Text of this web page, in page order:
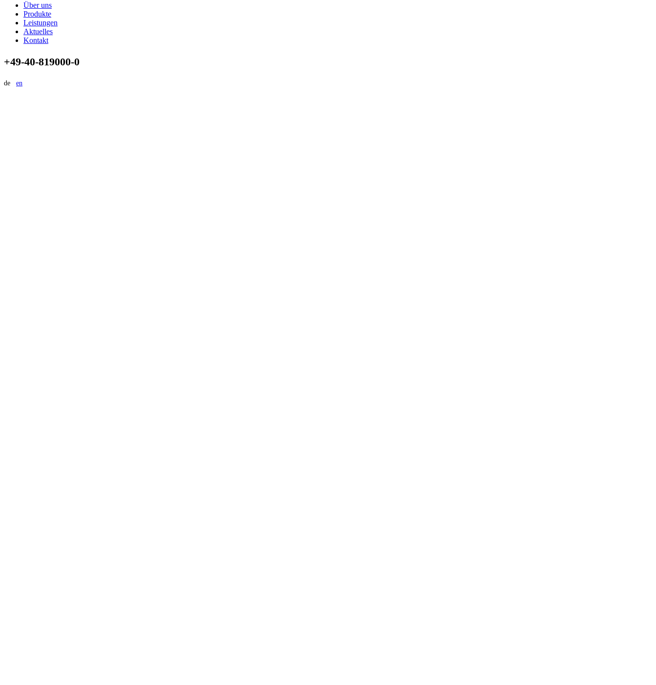
Über uns
Produkte
Leistungen
Aktuelles
Kontakt
+49-40-819000-0
de en